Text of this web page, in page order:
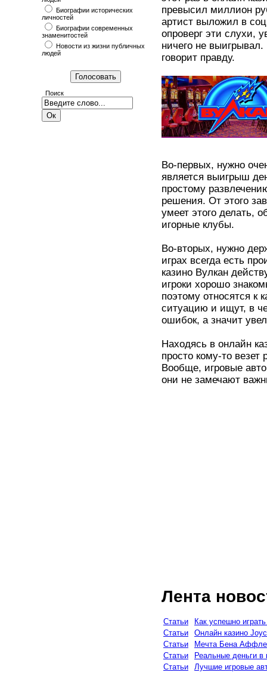
Биографии исторических
личностей
Биографии современных
знаменитостей
Новости из жизни публичных
людей
Поиск
превысил миллион
артист выложил в
опроверг эти слухи,
ничего не
говорит правду.
Во-первых, нужно
является выигрыш
простому
решения. От этого
умеет этого делать,
игорные клубы.
Во-вторых, нужно
играх всегда есть
казино Вулкан
игроки хорошо
поэтому относятся к
ситуацию и ищут, в
ошибок, а значит
Находясь в онлайн
просто кому-то
Вообще, игровые
они не замечают
Лента
Статьи
Как успешно
Статьи
Онлайн казино
Статьи
Мечта Бена
Статьи
Реальные деньги
Статьи
Лучшие игровые